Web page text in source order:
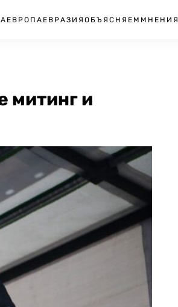
ЕВРОПА ЕВРАЗИЯ ОБЪЯСНЯЕМ МНЕНИЯ
митинг и